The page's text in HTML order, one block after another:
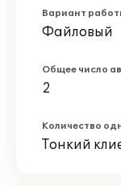
Вариант
Файловый
Общее число
2
Количество
Тонкий